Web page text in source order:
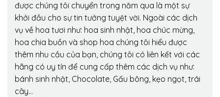
được chúng tôi chuyển trong năm qua là một sự
khởi đầu cho sự tin tưởng tuyệt vời. Ngoài các dịch
vụ về hoa tươi như: hoa sinh nhật, hoa chúc mừng,
hoa chia buồn và shop hoa chúng tôi hiểu được
thêm nhu cầu của bạn, chúng tôi có liên kết với các
hãng có uy tín để cung cấp thêm các dịch vụ như:
bánh sinh nhật, Chocolate, Gấu bông, kẹo ngọt, trái
cây…